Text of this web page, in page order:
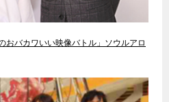
おバカワいい映像バトル」ソウルアロ